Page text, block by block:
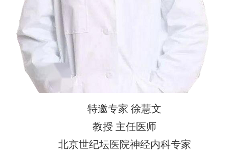
特邀专家 徐慧文
教授 主任医师
北京世纪坛医院神经内科专家